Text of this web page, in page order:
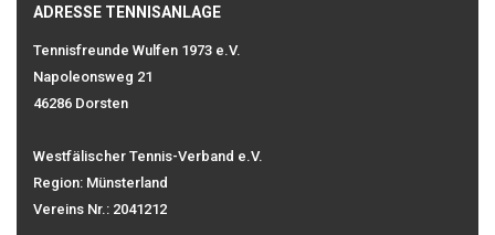
ADRESSE TENNISANLAGE
Tennisfreunde Wulfen 1973 e.V.
Napoleonsweg 21
46286 Dorsten
Westfälischer Tennis-Verband e.V.
Region: Münsterland
Vereins Nr.: 2041212